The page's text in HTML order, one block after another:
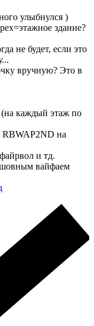
улыбнулся )
здание?
не будет, если это
вручную? Это в
каждый этаж по
на
и тд.
вайфаем